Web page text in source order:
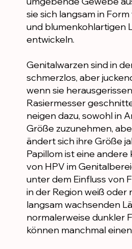
sie sich langsam in
und blumenkohlartigen
entwickeln.
Genitalwarzen sind in
schmerzlos, aber
wenn sie
Rasiermesser
neigen dazu, sowohl in
Größe zuzunehmen,
ändert sich ihre Größe
Papillom ist eine andere
von HPV im
unter dem Einfluss von
in der Region weiß oder
langsam wachsenden
normalerweise dunkler
können manchmal